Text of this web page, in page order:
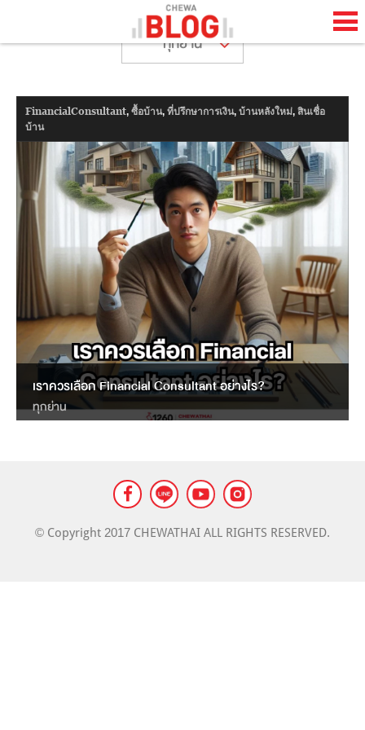
HOME
CHEWA BLOG
ABOUT BLOG
HAPPENING
LIFESTYLE
HOW TO
COOL STUFF
LANDMARK
MASS TRANSIT NEWS
ทุกย่าน
เราควรเลือก Financial Consultant อย่างไร?
ทุกย่าน
FinancialConsultant, ซื้อบ้าน, ที่ปรึกษาการเงิน, บ้านหลังใหม่, สินเชื่อ
บ้าน
© Copyright 2017 CHEWATHAI ALL RIGHTS RESERVED.